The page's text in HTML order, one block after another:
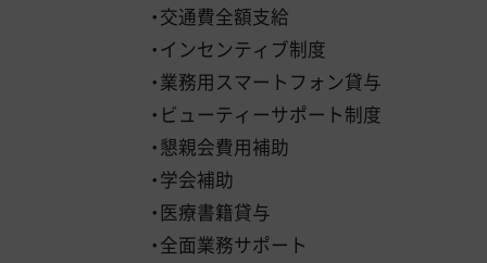
・交通費全額支給
・インセンティブ制度
・業務用スマートフォン貸与
・ビューティーサポート制度
・懇親会費用補助
・学会補助
・医療書籍貸与
・全面業務サポート